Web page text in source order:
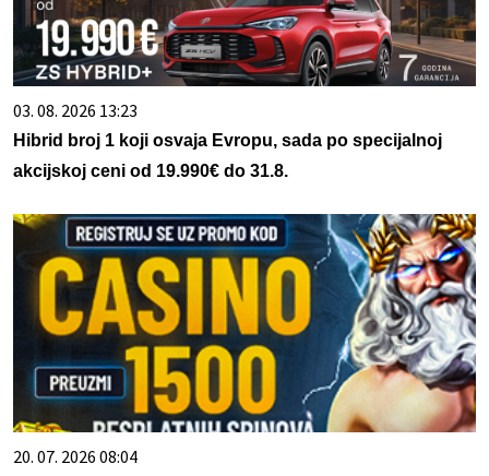
03. 08. 2026 13:23
Hibrid broj 1 koji osvaja Evropu, sada po specijalnoj
akcijskoj ceni od 19.990€ do 31.8.
20. 07. 2026 08:04